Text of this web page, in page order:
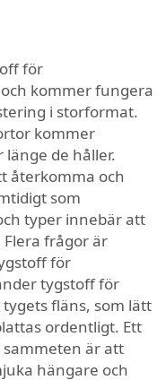
för
kommer fungera
i storformat.
kommer
de håller.
återkomma och
som
typer innebär att
frågor är
för
tygstoff för
fläns, som lätt
ordentligt. Ett
är att
hängare och